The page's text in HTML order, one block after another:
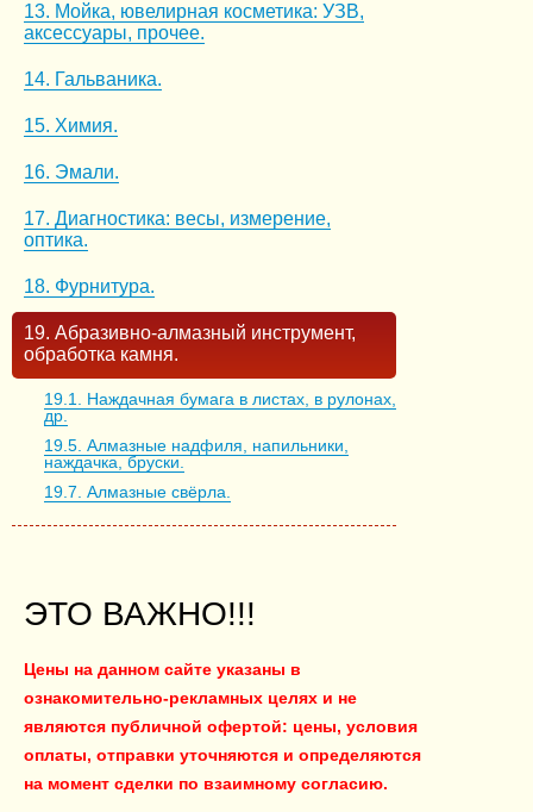
13. Мойка, ювелирная косметика: УЗВ,
аксессуары, прочее.
14. Гальваника.
15. Химия.
16. Эмали.
17. Диагностика: весы, измерение,
оптика.
18. Фурнитура.
19. Абразивно-алмазный инструмент,
обработка камня.
19.1. Наждачная бумага в листах, в рулонах,
др.
19.5. Алмазные надфиля, напильники,
наждачка, бруски.
19.7. Алмазные свёрла.
ЭТО ВАЖНО!!!
Цены на данном сайте указаны в
ознакомительно-рекламных целях и не
являются публичной офертой: цены, условия
оплаты, отправки уточняются и определяются
на момент сделки по взаимному согласию.